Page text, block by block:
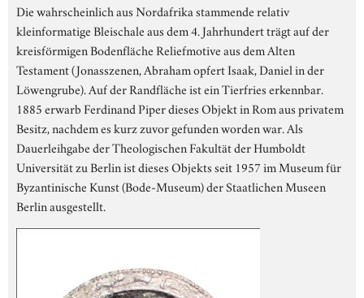
Die wahrscheinlich aus Nordafrika stammende relativ
kleinformatige Bleischale aus dem 4. Jahrhundert trägt auf der
kreisförmigen Bodenfläche Reliefmotive aus dem Alten
Testament (Jonasszenen, Abraham opfert Isaak, Daniel in der
Löwengrube). Auf der Randfläche ist ein Tierfries erkennbar.
1885 erwarb Ferdinand Piper dieses Objekt in Rom aus privatem
Besitz, nachdem es kurz zuvor gefunden worden war. Als
Dauerleihgabe der Theologischen Fakultät der Humboldt
Universität zu Berlin ist dieses Objekts seit 1957 im Museum für
Byzantinische Kunst (Bode-Museum) der Staatlichen Museen
Berlin ausgestellt.